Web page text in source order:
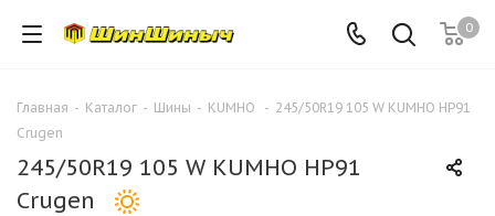
0
Главная - Каталог - Шины - KUMHO - 245/50R19 105 W KUMHO HP91
Crugen
245/50R19 105 W KUMHO HP91
Crugen